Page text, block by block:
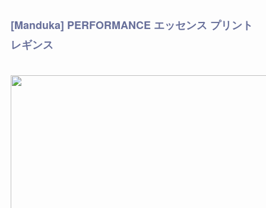
[Manduka] PERFORMANCE エッセンス プリント
レギンス